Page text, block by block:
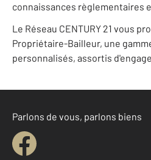
connaissances règlementaires
Le Réseau CENTURY 21 vous
Propriétaire-Bailleur, une
personnalisés, assortis
Parlons de vous, parlons biens